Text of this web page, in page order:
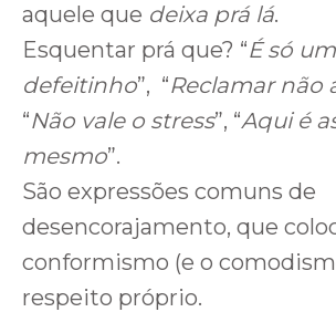
aquele que deixa prá lá.
Esquentar prá que? “É só um
defeitinho”, “Reclamar não
“Não vale o stress”, “Aqui é
mesmo”.
São expressões comuns de
desencorajamento, que
conformismo (e o
respeito próprio.